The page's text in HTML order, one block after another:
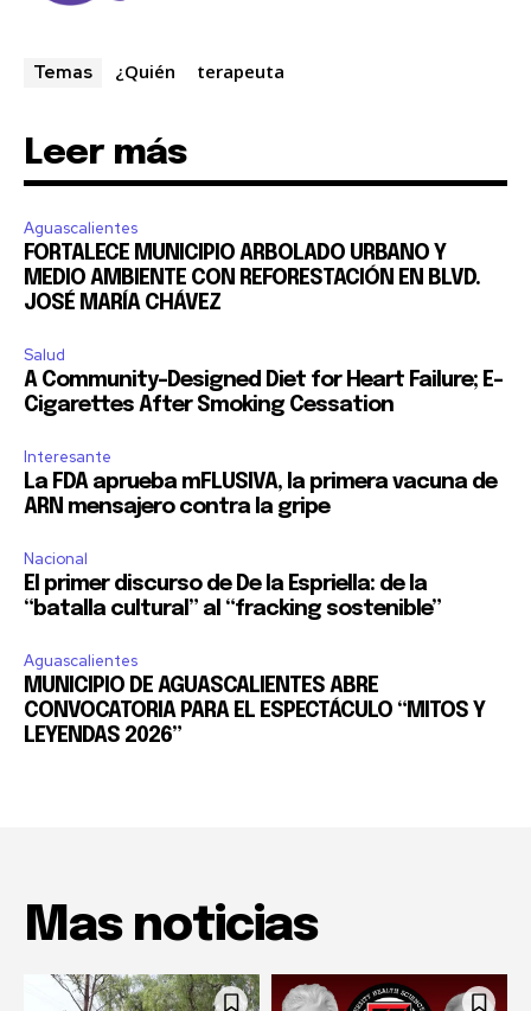
Temas ¿Quién terapeuta
Leer más
Aguascalientes
FORTALECE MUNICIPIO ARBOLADO URBANO Y
MEDIO AMBIENTE CON REFORESTACIÓN EN BLVD.
JOSÉ MARÍA CHÁVEZ
Salud
A Community-Designed Diet for Heart Failure; E-
Cigarettes After Smoking Cessation
Interesante
La FDA aprueba mFLUSIVA, la primera vacuna de
ARN mensajero contra la gripe
Nacional
El primer discurso de De la Espriella: de la
“batalla cultural” al “fracking sostenible”
Aguascalientes
MUNICIPIO DE AGUASCALIENTES ABRE
CONVOCATORIA PARA EL ESPECTÁCULO “MITOS Y
LEYENDAS 2026”
Mas noticias